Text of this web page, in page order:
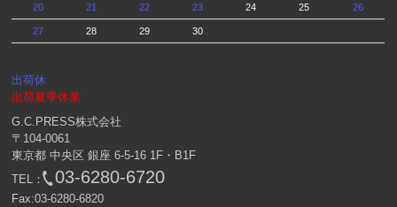
20 21 22 23 24 25 26
27 28 29 30
出荷休
出荷夏季休業
G.C.PRESS株式会社
〒104-0061
東京都 中央区 銀座 6-5-16 1F・B1F
TEL：
03-6280-6720
Fax:03-6280-6820